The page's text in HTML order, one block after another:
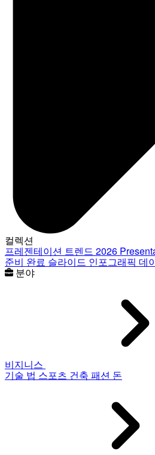
컬렉션
프레젠테이션 트렌드 2026
준비 완료 슬라이드 인포그래픽 데
분야
비지니스
기술 법 스포츠 건축 패션 돈